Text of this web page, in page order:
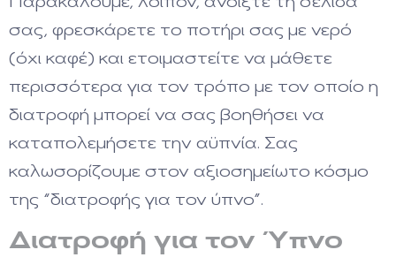
Παρακαλούμε, λοιπόν, ανοίξτε τη σελίδα
σας, φρεσκάρετε το ποτήρι σας με νερό
(όχι καφέ) και ετοιμαστείτε να μάθετε
περισσότερα για τον τρόπο με τον οποίο η
διατροφή μπορεί να σας βοηθήσει να
καταπολεμήσετε την αϋπνία. Σας
καλωσορίζουμε στον αξιοσημείωτο κόσμο
της “διατροφής για τον ύπνο”.
Διατροφή για τον Ύπνο